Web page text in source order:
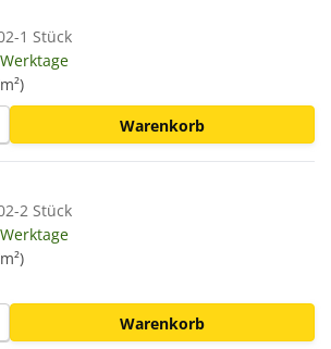
1 Stück
Warenkorb
2 Stück
Warenkorb